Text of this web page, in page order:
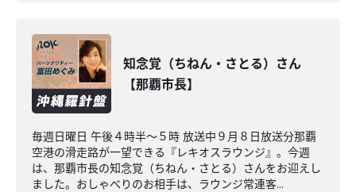
知念覚（ちねん・さとる）さん
【那覇市長】
毎週日曜日 午後４時半～５時 放送中９月８日放送分那覇
空港の滑走路が一望できる『レキオスラウンジ』。今週
は、那覇市長の知念覚（ちねん・さとる）さんをお迎えし
ました。おしゃべりのお相手は、ラウンジ常連客...